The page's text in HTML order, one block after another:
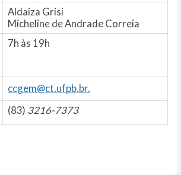
Aldaiza Grisi
Micheline de Andrade Correia
7h às 19h
ccgem@ct.ufpb.br.
(83) 3216-7373